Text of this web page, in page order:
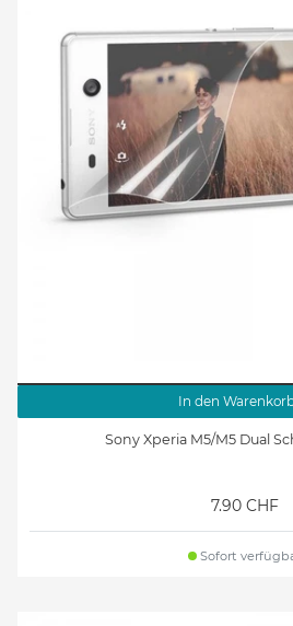
In den
Sony Xperia M5/M5 Dual
7.90 CHF
Sofort